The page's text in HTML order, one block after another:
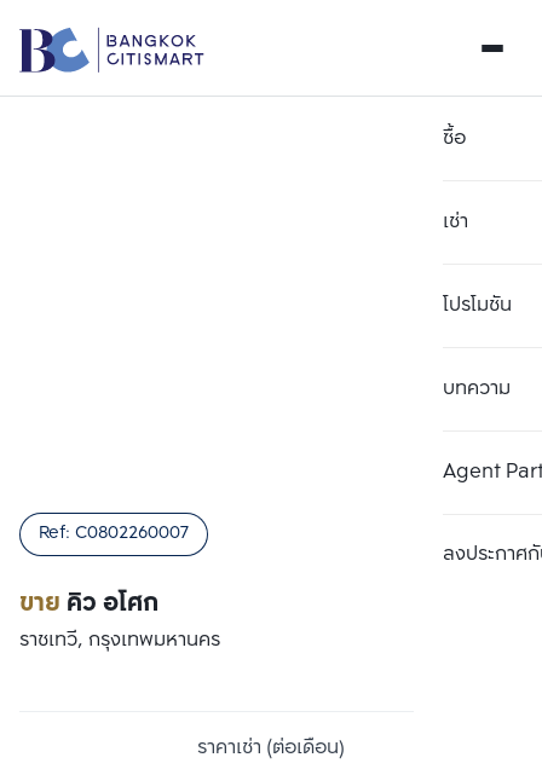
ซื้อ
เช่า
โปรโมชัน
บทความ
Agent
ลงประกาศกั
ขาย คิว อโศก
Ref: C0802260007
ราชเทวี, กรุงเทพมหานคร
ราคาเช่า (ต่อเดือน)
เปรียบเทียบ